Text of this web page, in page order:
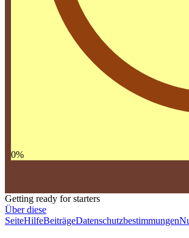
0%
Getting ready for starters
Über diese
SeiteHilfeBeiträgeDatenschutzbestimmungen